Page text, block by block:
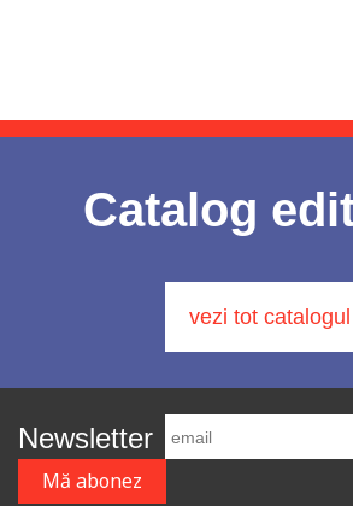
Catalog
vezi tot catalogul
Newsletter